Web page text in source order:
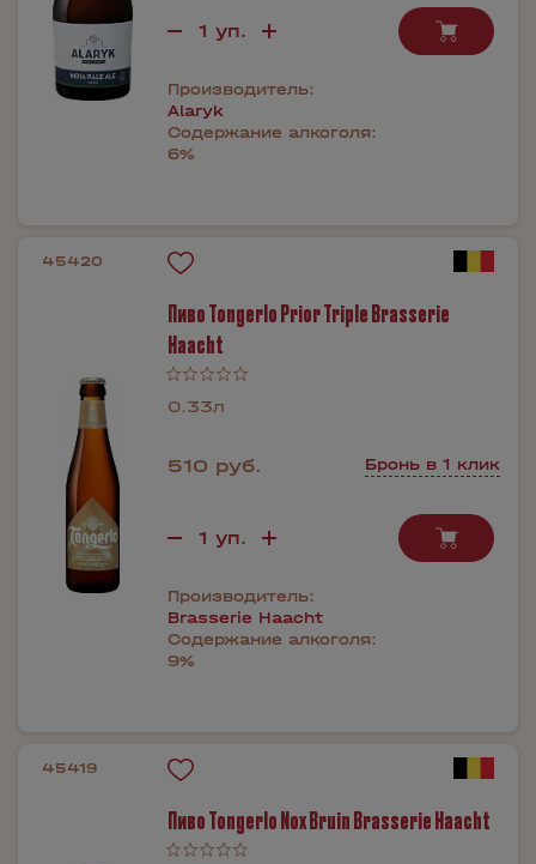
Производитель:
Alaryk
Содержание алкоголя:
6%
45420
Пиво Tongerlo Prior Triple Brasserie
Haacht
0.33л
510 руб. Бронь в 1 клик
Производитель:
Brasserie Haacht
Содержание алкоголя:
9%
45419
Пиво Tongerlo Nox Bruin Brasserie Haacht